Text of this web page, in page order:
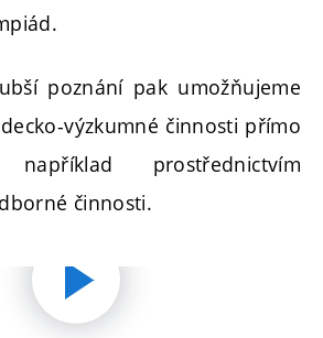
poznání pak umožňujeme
výzkumné činnosti přímo
prostřednictvím
činnosti.